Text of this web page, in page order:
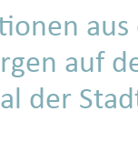
aus
auf
der